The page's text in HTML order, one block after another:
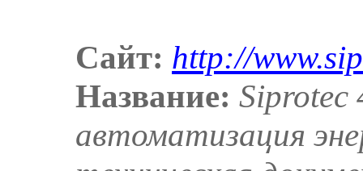
Сайт: http://
Название:
автоматизация